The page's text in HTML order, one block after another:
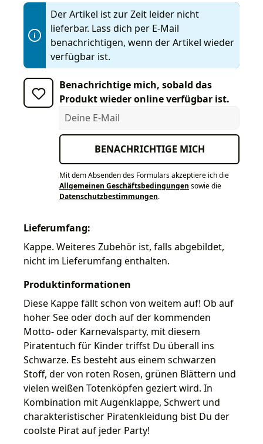
Der Artikel ist zur Zeit leider nicht
lieferbar. Lass dich per E-Mail
benachrichtigen, wenn der Artikel wieder
verfügbar ist.
Benachrichtige mich, sobald das
Produkt wieder online verfügbar ist.
Deine E-Mail
BENACHRICHTIGE MICH
Mit dem Absenden des Formulars akzeptiere ich die
Allgemeinen Geschäftsbedingungen sowie die
Datenschutzbestimmungen.
Lieferumfang:
Kappe. Weiteres Zubehör ist, falls abgebildet,
nicht im Lieferumfang enthalten.
Produktinformationen
Diese Kappe fällt schon von weitem auf! Ob auf
hoher See oder doch auf der kommenden
Motto- oder Karnevalsparty, mit diesem
Piratentuch für Kinder triffst Du überall ins
Schwarze. Es besteht aus einem schwarzen
Stoff, der von roten Rosen, grünen Blättern und
vielen weißen Totenköpfen geziert wird. In
Kombination mit Augenklappe, Schwert und
charakteristischer Piratenkleidung bist Du der
coolste Pirat auf jeder Party!